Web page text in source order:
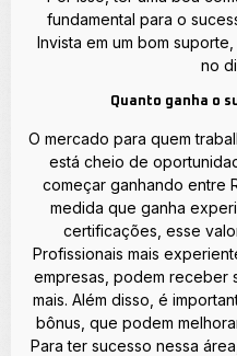
fundamental para o
Invista em um bom
no
Quanto ganha o
O mercado para quem
está cheio de
começar ganhando entre
medida que ganha
certificações, esse
Profissionais mais
empresas, podem receber
mais. Além disso, é
bônus, que podem
Para ter sucesso nessa